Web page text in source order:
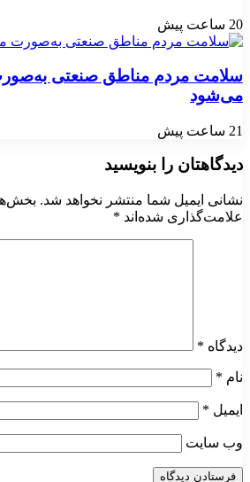
20 ساعت پیش
سلامت مردم مناطق صنعتی
می‌شود
21 ساعت پیش
دیدگاهتان را بنویسید
نشانی ایمیل شما منتشر نخواهد شد.
علامت‌گذاری شده‌اند *
دیدگاه *
نام *
ایمیل *
وب‌ سایت